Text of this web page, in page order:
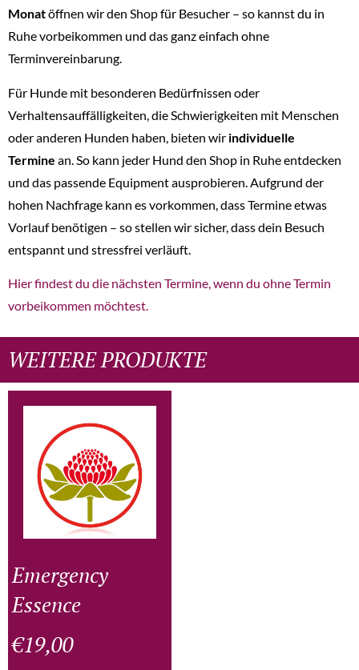
Monatöffnen wir den Shop für Besucher – so kannst du in
Ruhe vorbeikommen und das ganz einfach ohne
Terminvereinbarung.
Für Hunde mit besonderen Bedürfnissen oder
Verhaltensauffälligkeiten, die Schwierigkeiten mit Menschen
oder anderen Hunden haben, bieten wir individuelle
Termine an. So kann jeder Hund den Shop in Ruhe entdecken
und das passende Equipment ausprobieren. Aufgrund der
hohen Nachfrage kann es vorkommen, dass Termine etwas
Vorlauf benötigen – so stellen wir sicher, dass dein Besuch
entspannt und stressfrei verläuft.
Hier findest du die nächsten Termine, wenn du ohne Termin
vorbeikommen möchtest.
WEITERE PRODUKTE
Emergency
Essence
€19,00